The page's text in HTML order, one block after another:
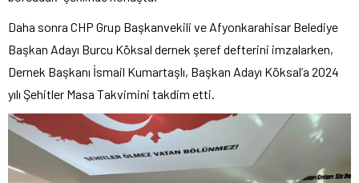
Daha sonra CHP Grup Başkanvekili ve Afyonkarahisar Belediye
Başkan Adayı Burcu Köksal dernek şeref defterini imzalarken,
Dernek Başkanı İsmail Kumartaşlı, Başkan Adayı Köksal’a 2024
yılı Şehitler Masa Takvimini takdim etti.